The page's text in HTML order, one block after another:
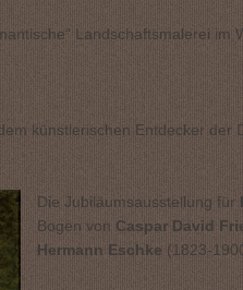
Landschaftsmalerei
künstlerischen Entdecker
Die Jubiläumsausstellung für
Bogen von Caspar David
Hermann Eschke (1823-